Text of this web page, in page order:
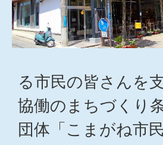
る市民の皆さんを
協働のまちづくり
団体「こまがね市